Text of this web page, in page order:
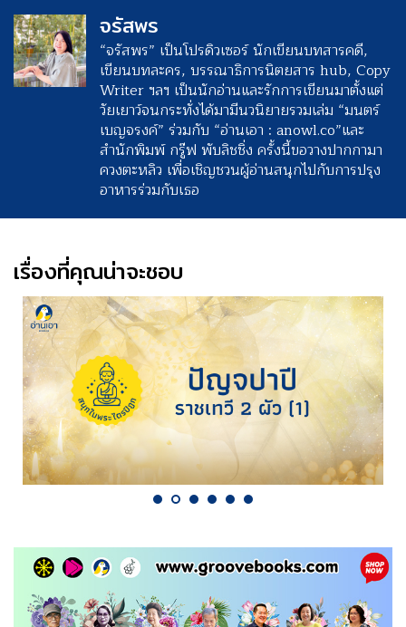
จรัสพร
“จรัสพร” เป็นโปรดิวเซอร์ นักเขียนบทสารคดี,
เขียนบทละคร, บรรณาธิการนิตยสาร hub, Copy
Writer ฯลฯ เป็นนักอ่านและรักการเขียนมาตั้งแต่
วัยเยาว์จนกระทั่งได้มามีนวนิยายรวมเล่ม “มนตร์
เบญจรงค์” ร่วมกับ “อ่านเอา : anowl.co”และ
สำนักพิมพ์ กรู๊ฟ พับลิชชิ่ง ครั้งนี้ขอวางปากกามา
ควงตะหลิว เพื่อเชิญชวนผู้อ่านสนุกไปกับการปรุง
อาหารร่วมกับเธอ
เรื่องที่คุณน่าจะชอบ